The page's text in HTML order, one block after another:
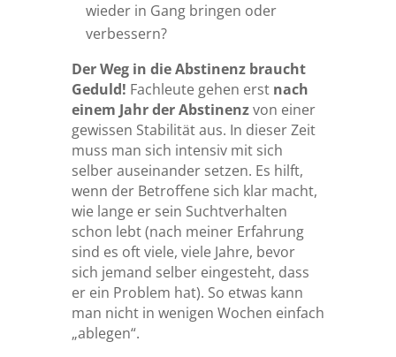
wieder in Gang bringen oder
verbessern?
Der Weg in die Abstinenz braucht
Geduld! Fachleute gehen erst nach
einem Jahr der Abstinenzvon einer
gewissen Stabilität aus. In dieser Zeit
muss man sich intensiv mit sich
selber auseinander setzen. Es hilft,
wenn der Betroffene sich klar macht,
wie lange er sein Suchtverhalten
schon lebt (nach meiner Erfahrung
sind es oft viele, viele Jahre, bevor
sich jemand selber eingesteht, dass
er ein Problem hat). So etwas kann
man nicht in wenigen Wochen einfach
„ablegen“.